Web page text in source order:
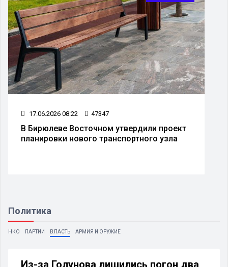
17.06.2026 08:22 47347
В Бирюлеве Восточном утвердили проект
планировки нового транспортного узла
Политика
НКО ПАРТИИ ВЛАСТЬ АРМИЯ И ОРУЖИЕ
Из-за Голунова лишились погон два